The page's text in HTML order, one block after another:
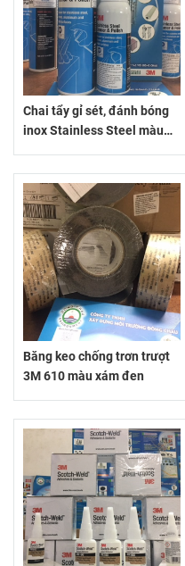
Chai tẩy gỉ sét, đánh bóng
inox Stainless Steel màu
Băng keo chống trơn trượt
3M 610 màu xám đen